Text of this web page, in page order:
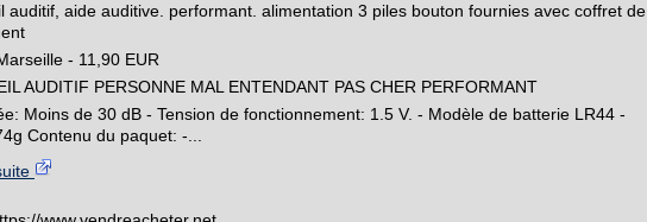
auditif, aide auditive. performant. alimentation 3 piles bouton fournies avec coffret de
- 11,90 EUR
AUDITIF PERSONNE MAL ENTENDANT PAS CHER PERFORMANT
Moins de 30 dB - Tension de fonctionnement: 1.5 V. - Modèle de batterie LR44 -
Contenu du paquet: -...